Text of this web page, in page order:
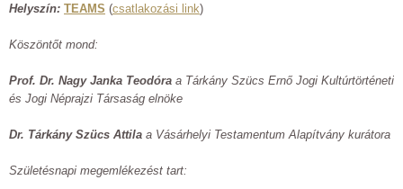
Helyszín: TEAMS (csatlakozási link)
Köszöntőt mond:
Prof. Dr. Nagy Janka Teodóra a Tárkány Szücs Ernő Jogi Kultúrtörténeti
és Jogi Néprajzi Társaság elnöke
Dr. Tárkány Szücs Attila a Vásárhelyi Testamentum Alapítvány kurátora
Születésnapi megemlékezést tart: